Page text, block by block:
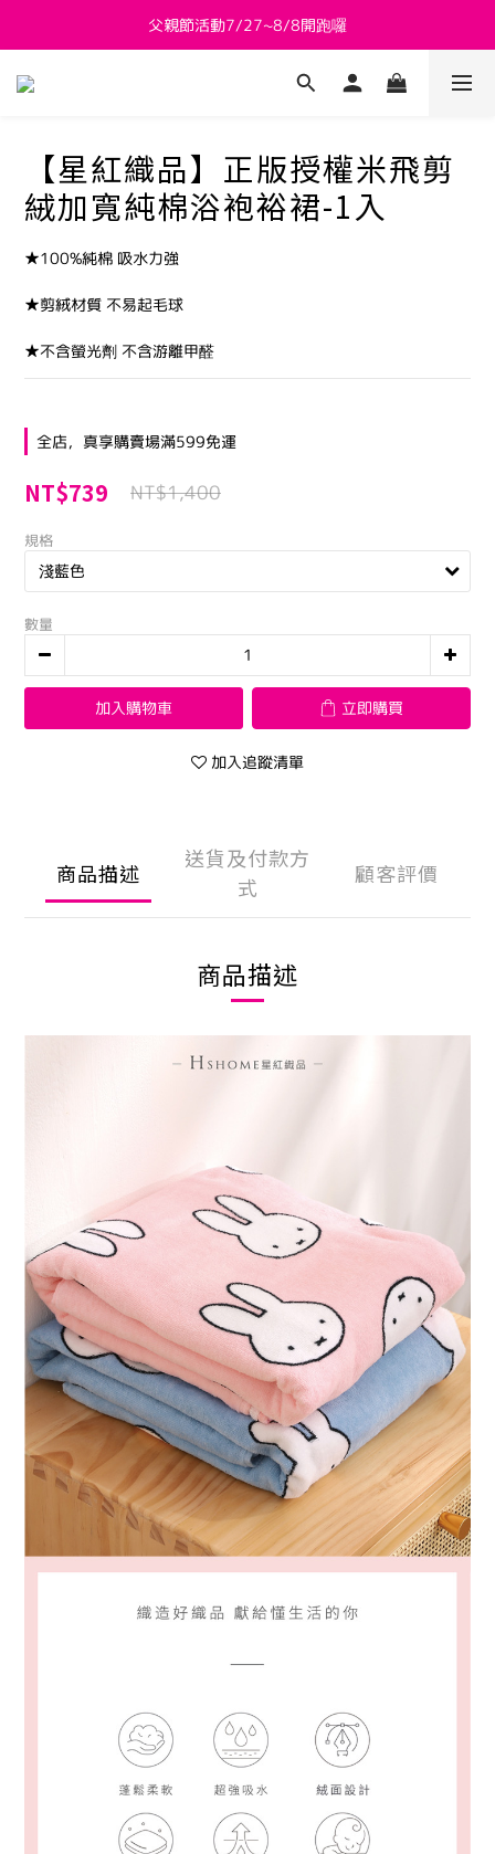
新會員送 $800購物金
父親節活動7/27~8/8開跑囉
新會員送 $800購物金
【星紅織品】正版授權米飛剪
絨加寬純棉浴袍裕裙-1入
★100%純棉 吸水力強
★剪絨材質 不易起毛球
★不含螢光劑 不含游離甲醛
全店，真享購賣場滿599免運
NT$739 NT$1,400
規格
數量
加入購物車 立即購買
加入追蹤清單
商品描述
送貨及付款方
式
顧客評價
商品描述